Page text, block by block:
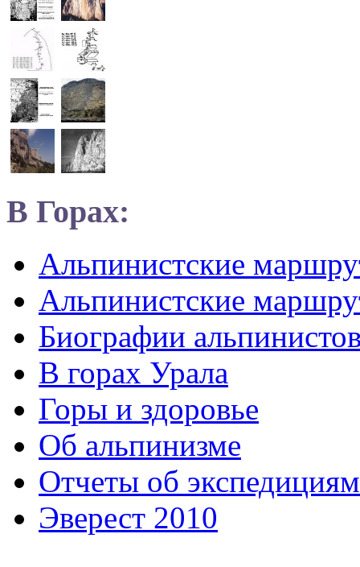
В Горах:
Альпинистские
Альпинистские
Биографии
В горах Урала
Горы и здоровье
Об альпинизме
Отчеты об экспедициям
Эверест 2010